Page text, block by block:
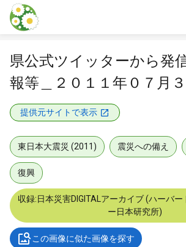
本文に飛ぶ
県公式ツイッターから発
報等＿２０１１年０７月３
提供元サイトで表示
東日本大震災 (2011) 震災への備え
復興
収録:日本災害DIGITALアーカイブ (ハーバ
ー日本研究所)
この画像に似た画像を探す